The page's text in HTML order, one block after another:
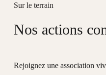
Sur le terrain
Nos actions
Rejoignez une association